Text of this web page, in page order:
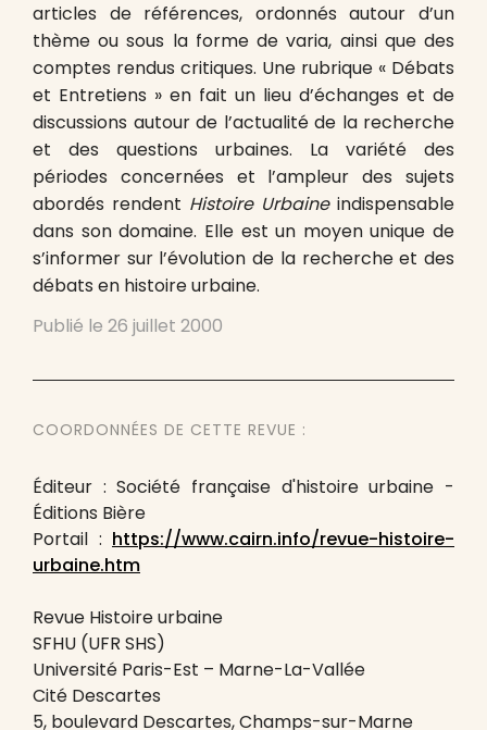
articles de références, ordonnés autour d’un
thème ou sous la forme de varia, ainsi que des
comptes rendus critiques. Une rubrique « Débats
et Entretiens » en fait un lieu d’échanges et de
discussions autour de l’actualité de la recherche
et des questions urbaines. La variété des
périodes concernées et l’ampleur des sujets
abordés rendent Histoire Urbaineindispensable
dans son domaine. Elle est un moyen unique de
s’informer sur l’évolution de la recherche et des
débats en histoire urbaine.
Publié le 26 juillet 2000
COORDONNÉES DE CETTE REVUE :
Éditeur : Société française d'histoire urbaine -
Éditions Bière
Portail : https://www.cairn.info/revue-histoire-
urbaine.htm
Revue Histoire urbaine
SFHU (UFR SHS)
Université Paris-Est – Marne-La-Vallée
Cité Descartes
5, boulevard Descartes, Champs-sur-Marne